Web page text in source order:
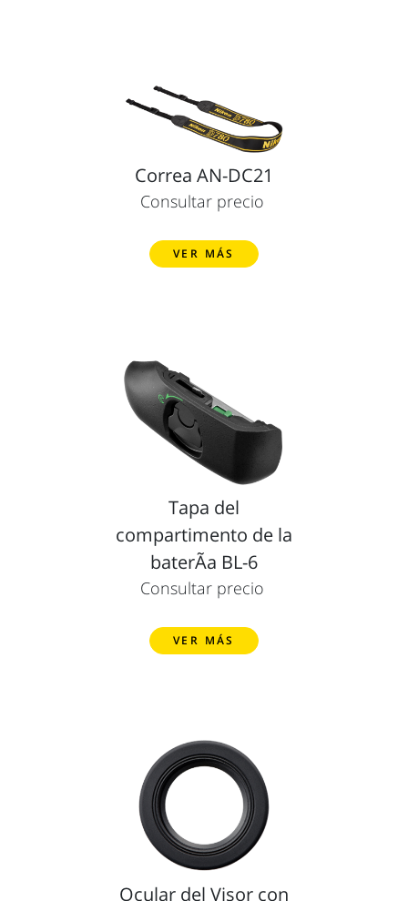
Correa AN-DC21
Consultar precio
VER MÁS
Tapa del
compartimento de la
baterÃ­a BL-6
Consultar precio
VER MÁS
Ocular del Visor con